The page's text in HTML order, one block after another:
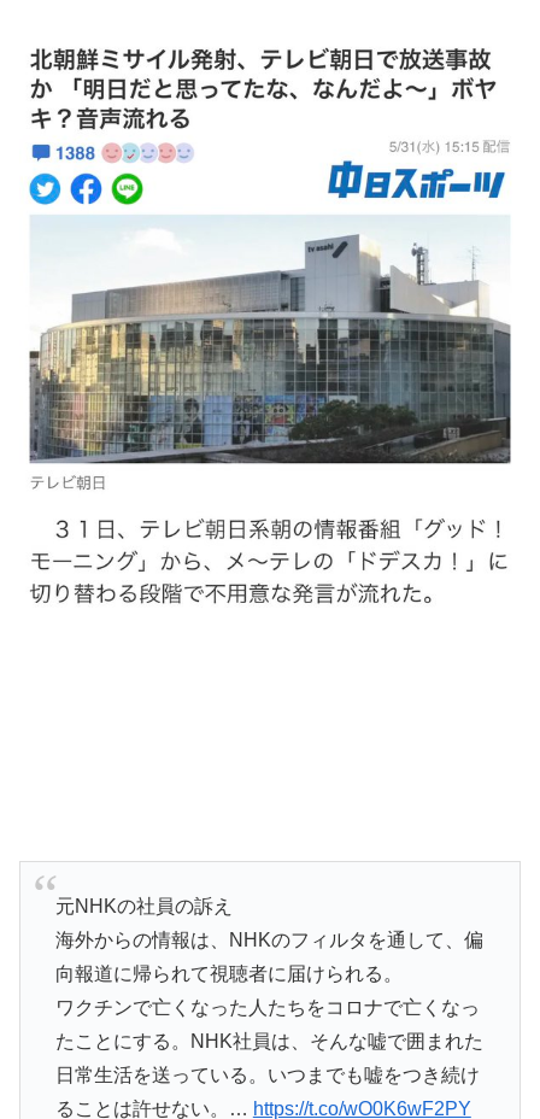
元NHKの社員の訴え
海外からの情報は、NHKのフィルタを通して、偏
向報道に帰られて視聴者に届けられる。
ワクチンで亡くなった人たちをコロナで亡くなっ
たことにする。NHK社員は、そんな嘘で囲まれた
日常生活を送っている。いつまでも嘘をつき続け
ることは許せない。… https://t.co/wO0K6wF2PY